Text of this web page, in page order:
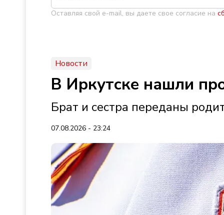
Оставляя свой e-mail, вы даете свое согласие на
Новости
В Иркутске нашли
Брат и сестра переданы
07.08.2026 - 23:24